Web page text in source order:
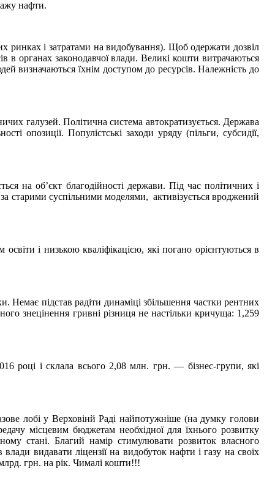
нафти.
ринках і затратами на видобування). Щоб одержати дозвіл
в органах законодавчої влади. Великі кошти витрачаються
визначаються їхнім доступом до ресурсів. Належність до
галузей. Політична система автократизується. Держава
опозиції. Популістські заходи уряду (пільги, субсидії,
на об’єкт благодійності держави. Під час політичних і
старими суспільними моделями, активізується вроджений
і низькою кваліфікацією, які погано орієнтуються в
Немає підстав радіти динаміці збільшення частки рентних
знецінення гривні різниця не настільки кричуща: 1,259
році і склала всього 2,08 млн. грн. — бізнес-групи, які
лобі у Верховінй Раді найпотужніше (на думку голови
місцевим бюджетам необхідної для їхнього розвитку
стані. Благий намір стимулювати розвиток власного
видавати ліцензії на видобуток нафти і газу на своїх
грн. на рік. Чималі кошти!!!